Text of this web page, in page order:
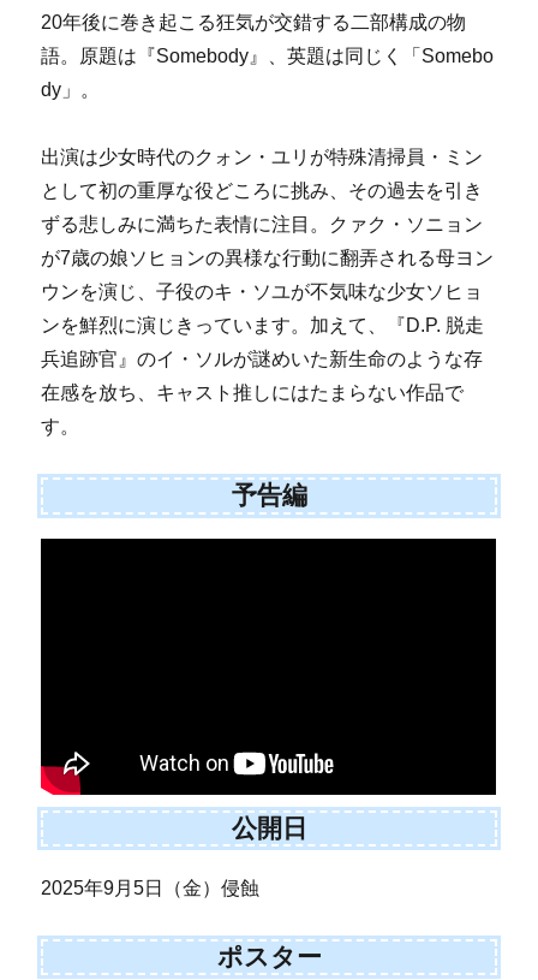
20年後に巻き起こる狂気が交錯する二部構成の物
語。原題は『Somebody』、英題は同じく「Somebo
dy」。
出演は少女時代のクォン・ユリが特殊清掃員・ミン
として初の重厚な役どころに挑み、その過去を引き
ずる悲しみに満ちた表情に注目。クァク・ソニョン
が7歳の娘ソヒョンの異様な行動に翻弄される母ヨン
ウンを演じ、子役のキ・ソユが不気味な少女ソヒョ
ンを鮮烈に演じきっています。加えて、『D.P. 脱走
兵追跡官』のイ・ソルが謎めいた新生命のような存
在感を放ち、キャスト推しにはたまらない作品で
す。
予告編
公開日
2025年9月5日（金）侵蝕
ポスター